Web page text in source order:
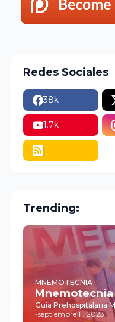
Redes Sociales
38k
1.7k
Trending:
MNEMOTECNIA
Mnemotecnia
Guía Prehospitalaria
-septiembre 11, 2023